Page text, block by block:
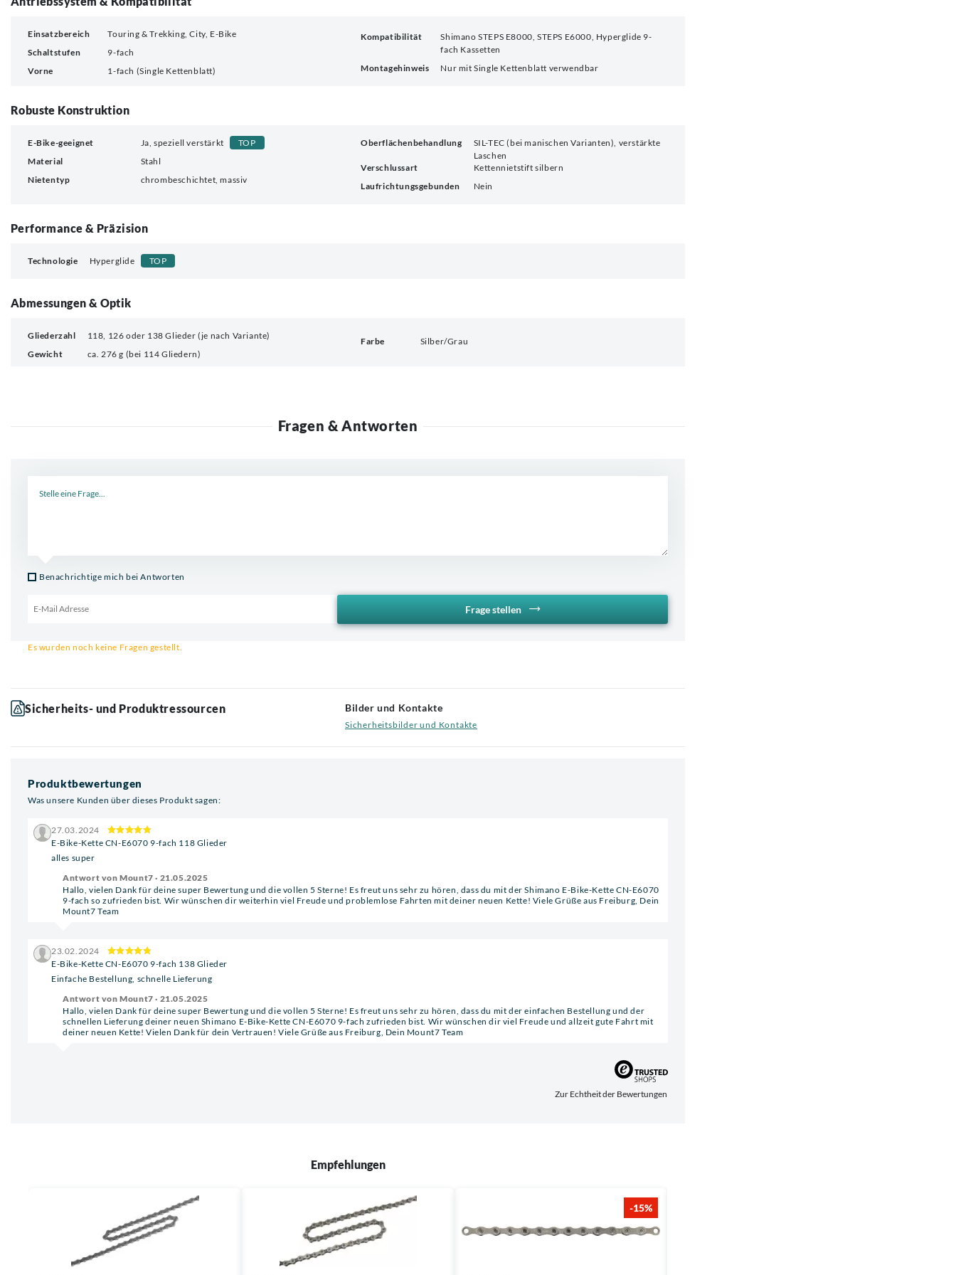
Einsatzbereich
Touring & Trekking, City, E-Bike
Schaltstufen
9-fach
Vorne
1-fach (Single Kettenblatt)
Kompatibilität
Shimano STEPS E8000, STEPS E6000, Hyperglide 9-
fach Kassetten
Montagehinweis
Nur mit Single Kettenblatt verwendbar
Robuste Konstruktion
E-Bike-geeignet Ja, speziell verstärkt
TOP
Material
Stahl
Nietentyp
chrombeschichtet, massiv
Oberflächenbehandlung
SIL-TEC (bei manischen Varianten), verstärkte
Laschen
Verschlussart
Kettennietstift silbern
Laufrichtungsgebunden
Nein
Performance & Präzision
Technologie Hyperglide TOP
Abmessungen & Optik
Gliederzahl
118, 126 oder 138 Glieder (je nach Variante)
Gewicht
ca. 276 g (bei 114 Gliedern)
Farbe Silber/Grau
Fragen & Antworten
Benachrichtige mich bei Antworten
Frage stellen
Es wurden noch keine Fragen gestellt.
Sicherheits- und Produktressourcen Bilder und Kontakte
Sicherheitsbilder und Kontakte
Produktbewertungen
Was unsere Kunden über dieses Produkt sagen:
27.03.2024
E-Bike-Kette CN-E6070 9-fach 118 Glieder
alles super
Antwort von Mount7 · 21.05.2025
Hallo, vielen Dank für deine super Bewertung und die vollen 5 Sterne! Es freut uns sehr zu hören, dass du mit der Shimano E-Bike-Kette CN-E6070
9-fach so zufrieden bist. Wir wünschen dir weiterhin viel Freude und problemlose Fahrten mit deiner neuen Kette! Viele Grüße aus Freiburg, Dein
Mount7 Team
23.02.2024
E-Bike-Kette CN-E6070 9-fach 138 Glieder
Einfache Bestellung, schnelle Lieferung
Antwort von Mount7 · 21.05.2025
Hallo, vielen Dank für deine super Bewertung und die vollen 5 Sterne! Es freut uns sehr zu hören, dass du mit der einfachen Bestellung und der
schnellen Lieferung deiner neuen Shimano E-Bike-Kette CN-E6070 9-fach zufrieden bist. Wir wünschen dir viel Freude und allzeit gute Fahrt mit
deiner neuen Kette! Vielen Dank für dein Vertrauen! Viele Grüße aus Freiburg, Dein Mount7 Team
Zur Echtheit der Bewertungen
Empfehlungen
-15%